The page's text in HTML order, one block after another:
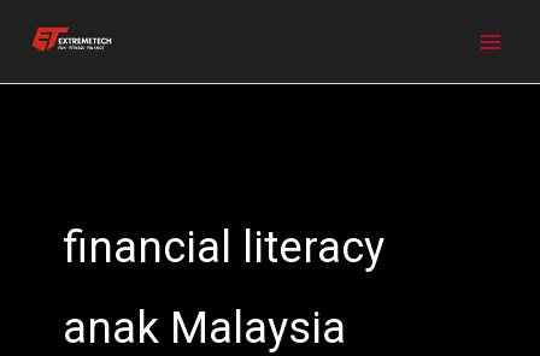
content
financial literacy
anak Malaysia